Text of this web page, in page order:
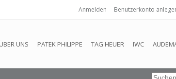
Anmelden Benutzerkonto
ÜBER UNS PATEK PHILIPPE TAG HEUER IWC
alle Bestellungen eingehalten oder erfüllt